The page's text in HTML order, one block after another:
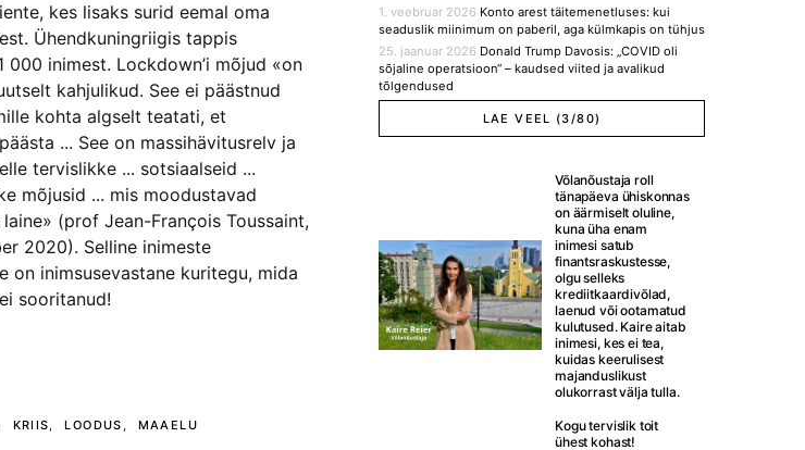
kes lisaks surid eemal oma
Ühendkuningriigis tappis
000 inimest. Lockdown’i mõjud «on
kahjulikud. See ei päästnud
kohta algselt teatati, et
... See on massihävitusrelv ja
tervislikke ... sotsiaalseid ...
mõjusid ... mis moodustavad
(prof Jean-François Toussaint,
2020). Selline inimeste
on inimsusevastane kuritegu, mida
sooritanud!
KRIIS LOODUS MAAELU
1. veebruar 2026 Konto arest täitemenetluses: kui
seaduslik miinimum on paberil, aga külmkapis on tühjus
25. jaanuar 2026 Donald Trump Davosis: „COVID oli
sõjaline operatsioon“ – kaudsed viited ja avalikud
tõlgendused
LAE VEEL (3/80)
Võlanõustaja roll
tänapäeva ühiskonnas
on äärmiselt oluline,
kuna üha enam
inimesi satub
finantsraskustesse,
olgu selleks
krediitkaardivõlad,
laenud või ootamatud
kulutused. Kaire aitab
inimesi, kes ei tea,
kuidas keerulisest
majanduslikust
olukorrast välja tulla.
Kogu tervislik toit
ühest kohast!